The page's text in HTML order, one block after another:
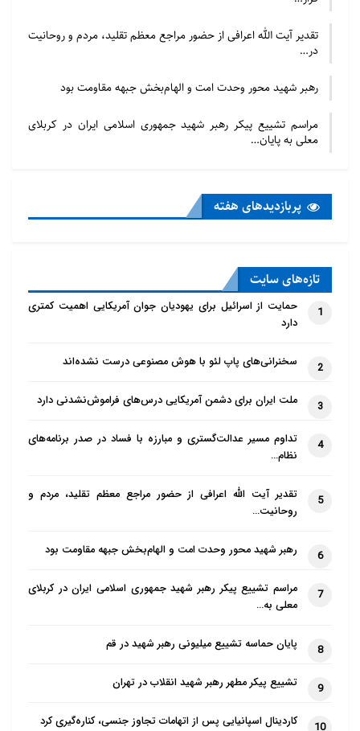
تقدیر آیت الله اعرافی از حضور مراجع معظم تقلید، مردم و روحانیت
در…
رهبر شهید محور وحدت امت و الهام‌بخش جبهه مقاومت بود
مراسم تشییع پیکر رهبر شهید جمهوری اسلامی ایران در کربلای
معلی به پایان…
پربازدید‌های هفته
تازه‌‌های سایت
1
حمایت از اسرائیل برای یهودیان جوان آمریکایی اهمیت کمتری
دارد
2 سخنرانی‌های پاپ لئو با هوش مصنوعی درست نشده‌اند
3 ملت ایران برای دشمن آمریکایی درس‌های فراموش‌نشدنی دارد
4
تداوم مسیر عدالت‌گستری و مبارزه با فساد در صدر برنامه‌های
نظام…
5
تقدیر آیت الله اعرافی از حضور مراجع معظم تقلید، مردم و
روحانیت…
6 رهبر شهید محور وحدت امت و الهام‌بخش جبهه مقاومت بود
7
مراسم تشییع پیکر رهبر شهید جمهوری اسلامی ایران در کربلای
معلی به…
8 پایان حماسه تشییع میلیونی رهبر شهید در قم
9 تشییع پیکر مطهر رهبر شهید انقلاب در تهران
10 کاردینال اسپانیایی پس از اتهامات تجاوز جنسی، کناره‌گیری کرد